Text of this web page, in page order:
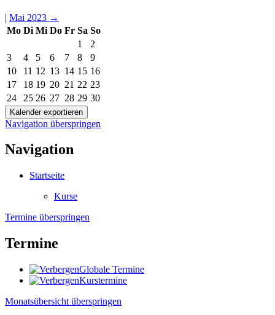
| Mai 2023 →
Mo Di Mi Do Fr Sa So
1
2
3
4 5 6 7 8
9
10
11 12 13 14 15 16
17
18 19 20 21 22 23
24
25 26 27 28 29 30
Navigation überspringen
Navigation
Startseite
Kurse
Termine überspringen
Termine
Globale Termine
Kurstermine
Monatsübersicht überspringen